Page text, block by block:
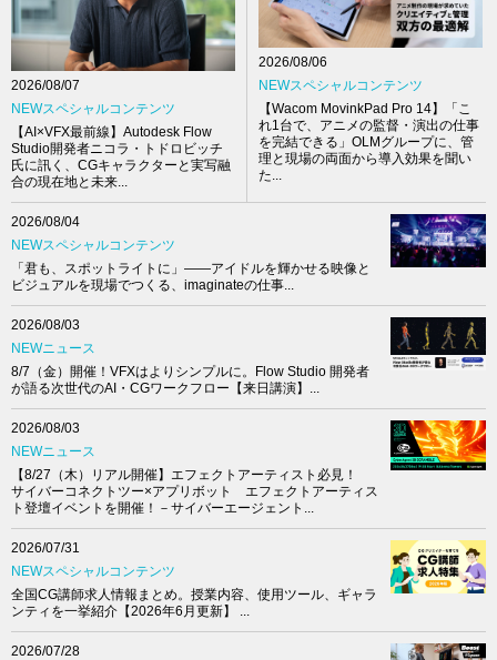
2026/08/07
NEWスペシャルコンテンツ
【AI×VFX最前線】Autodesk Flow
Studio開発者ニコラ・トドロビッチ
氏に訊く、CGキャラクターと実写融
合の現在地と未来...
2026/08/06
NEWスペシャルコンテンツ
【Wacom MovinkPad Pro 14】「こ
れ1台で、アニメの監督・演出の仕事
を完結できる」OLMグループに、管
理と現場の両面から導入効果を聞い
た...
2026/08/04
NEWスペシャルコンテンツ
「君も、スポットライトに」――アイドルを輝かせる映像と
ビジュアルを現場でつくる、imaginateの仕事...
2026/08/03
NEWニュース
8/7（金）開催！VFXはよりシンプルに。Flow Studio 開発者
が語る次世代のAI・CGワークフロー【来日講演】...
2026/08/03
NEWニュース
【8/27（木）リアル開催】エフェクトアーティスト必見！
サイバーコネクトツー×アプリボット エフェクトアーティス
ト登壇イベントを開催！－サイバーエージェント...
2026/07/31
NEWスペシャルコンテンツ
全国CG講師求人情報まとめ。授業内容、使用ツール、ギャラ
ンティを一挙紹介【2026年6月更新】 ...
2026/07/28